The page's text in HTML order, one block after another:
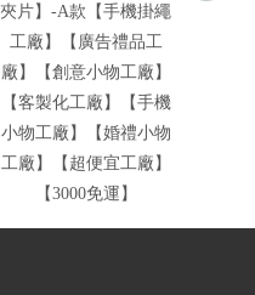
夾片】-A款【手機掛繩
工廠】【廣告禮品工
廠】【創意小物工廠】
【客製化工廠】【手機
小物工廠】【婚禮小物
工廠】【超便宜工廠】
【3000免運】